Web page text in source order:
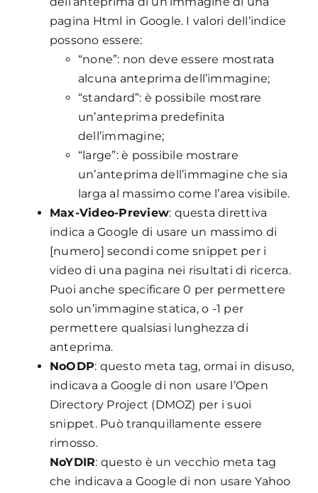
pagina Html in Google. I valori dell’indice
possono essere:
“none”: non deve essere mostrata
alcuna anteprima dell’immagine;
“standard”: è possibile mostrare
un’anteprima predefinita
dell’immagine;
“large”: è possibile mostrare
un’anteprima dell’immagine che sia
larga al massimo come l’area visibile.
Max-Video-Preview: questa direttiva
indica a Google di usare un massimo di
[numero] secondi come snippet per i
video di una pagina nei risultati di ricerca.
Puoi anche specificare 0 per permettere
solo un’immagine statica, o -1 per
permettere qualsiasi lunghezza di
anteprima.
NoODP: questo meta tag, ormai in disuso,
indicava a Google di non usare l’Open
Directory Project (DMOZ) per i suoi
snippet. Può tranquillamente essere
rimosso.
NoYDIR: questo è un vecchio meta tag
che indicava a Google di non usare Yahoo